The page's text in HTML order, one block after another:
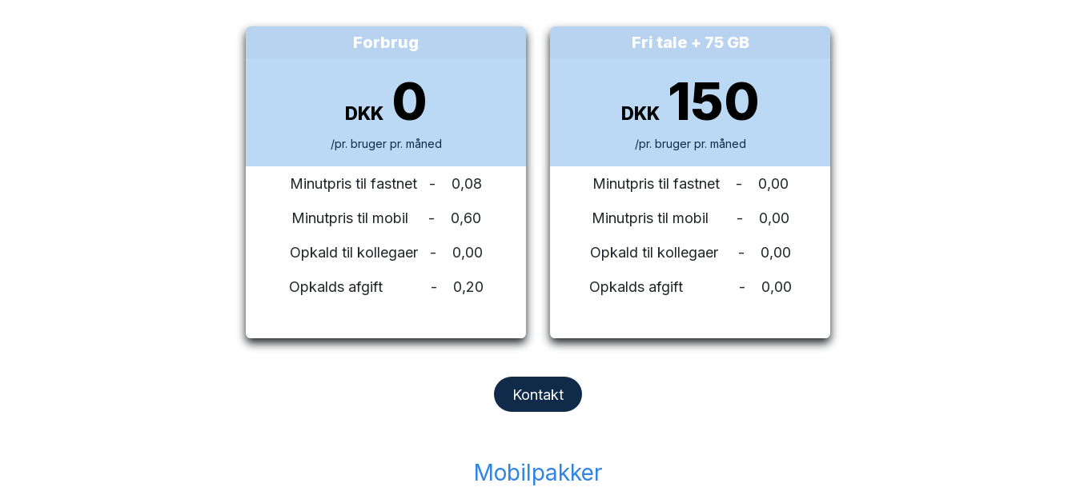
Forbrug
DKK 0
/pr. bruger pr. måned
Minutpris til fastnet - 0,08
Minutpris til mobil - 0,60
Opkald til kollegaer - 0,00
Opkalds afgift - 0,20
Fri tale + 75 GB
DKK 150
/pr. bruger pr. måned
Minutpris til fastnet - 0,00
Minutpris til mobil - 0,00
Opkald til kollegaer - 0,00
Opkalds afgift - 0,00
Kontakt
Mobilpakker